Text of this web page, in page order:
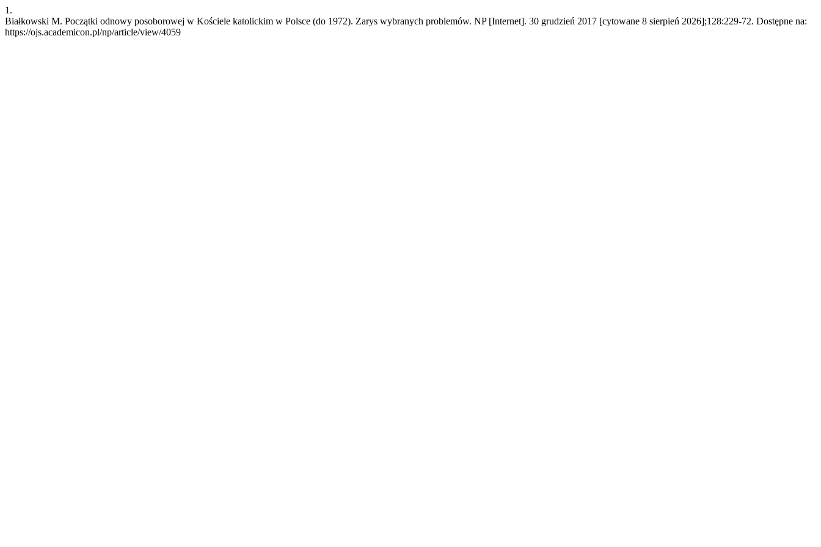
1.
Białkowski M. Początki odnowy posoborowej w Kościele katolickim w Polsce (do 1972). Zarys wybranych problemów. NP [Internet]. 30 grudzień 2017 [cytowane 8 sierpień 2026];128:229-72. Dostępne na:
https://ojs.academicon.pl/np/article/view/4059